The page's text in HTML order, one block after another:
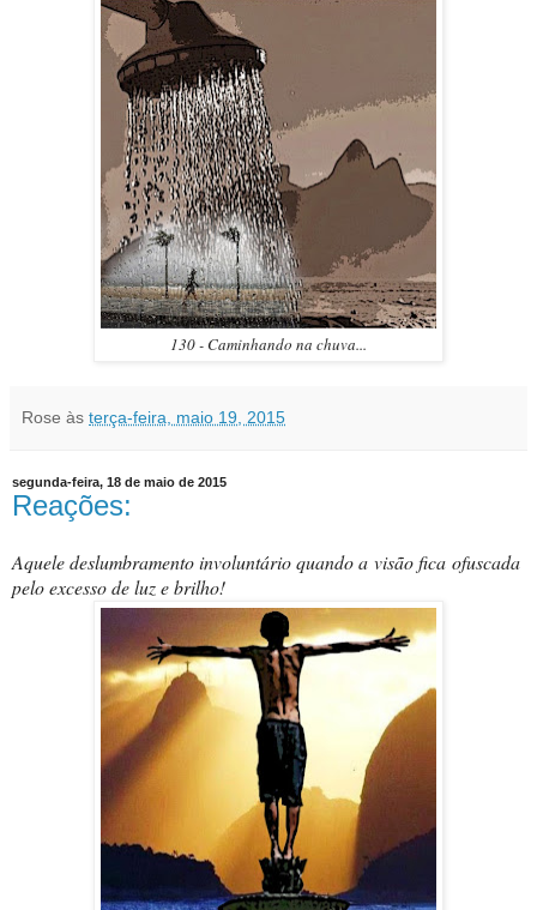
130 - Caminhando na chuva...
Rose às terça-feira, maio 19, 2015
segunda-feira, 18 de maio de 2015
Reações:
Aquele deslumbramento involuntário quando a visão fica ofuscada
pelo excesso de luz e brilho!